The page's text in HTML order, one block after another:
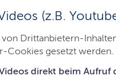
(z.B.
von Drittanbietern-
Cookies gesetzt werden.
direkt beim Aufruf